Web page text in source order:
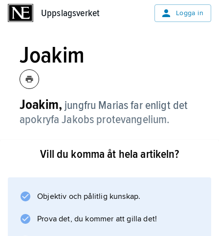
Uppslagsverket Logga in
Joakim
Joakim, jungfru Marias far enligt det
apokryfa Jakobs protevangelium.
Vill du komma åt hela artikeln?
Objektiv och pålitlig kunskap.
Prova det, du kommer att gilla det!